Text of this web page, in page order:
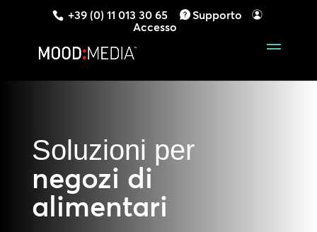
+39 (0) 11 013 30 65
Supporto
Accesso
Soluzioni per
negozi di
alimentari